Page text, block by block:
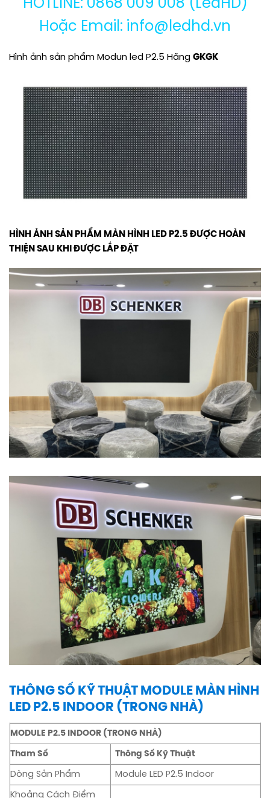
HOTLINE: 0868 009 008 (LedHD)
Hoặc Email: info@ledhd.vn
Hình ảnh sản phẩm Modun led P2.5 Hãng GKGK
HÌNH ẢNH SẢN PHẨM MÀN HÌNH LED P2.5 ĐƯỢC HOÀN
THIỆN SAU KHI ĐƯỢC LẮP ĐẶT
THÔNG SỐ KỸ THUẬT MODULE MÀN HÌNH
LED P2.5 INDOOR (TRONG NHÀ)
MODULE P2.5 INDOOR (TRONG NHÀ)
Tham Số Thông Số Kỹ Thuật
Dòng Sản Phẩm Module LED P2.5 Indoor
Khoảng Cách Điểm